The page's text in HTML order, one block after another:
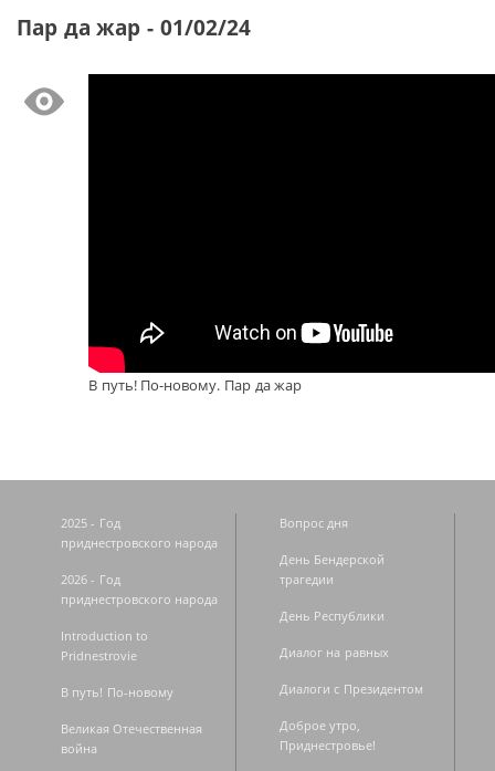
Пар да жар - 01/02/24
В путь! По-новому. Пар да жар
2025 - Год
приднестровского народа
2026 - Год
приднестровского народа
Introduction to
Pridnestrovie
В путь! По-новому
Великая Отечественная
война
Вопрос дня
День Бендерской
трагедии
День Республики
Диалог на равных
Диалоги с Президентом
Доброе утро,
Приднестровье!